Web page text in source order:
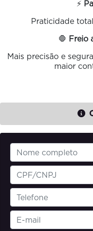
⚡
Praticidade
🛑 Freio
Mais precisão e
maior